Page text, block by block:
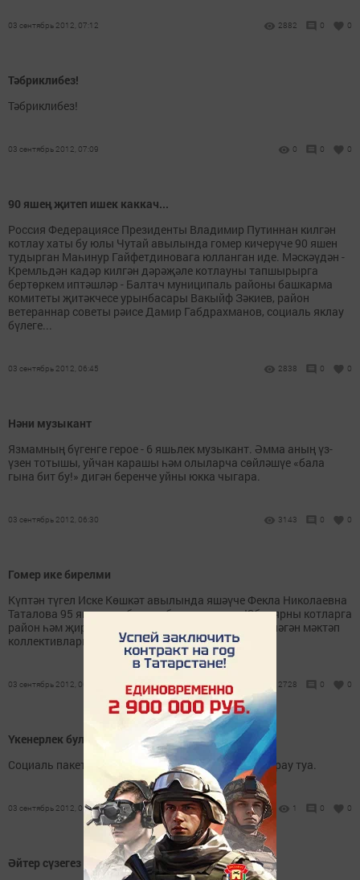
03 сентябрь 2012, 07:12 2882 0 0
Тәбриклибез!
Тәбриклибез!
03 сентябрь 2012, 07:09 0 0 0
90 яшең җитеп ишек каккач...
Россия Федерациясе Президенты Владимир Путиннан килгән
котлау хаты бу юлы Чутай авылында гомер кичерүче 90 яшен
тудырган Маһинур Гайфетдиновага юлланган иде. Мәскәүдән -
Кремльдән кадәр килгән дәрәҗәле котлауны тапшырырга
бертөркем иптәшләр - Балтач муниципаль районы башкарма
комитеты җитәкчесе урынбасары Вакыйф Зәкиев, район
ветераннар советы рәисе Дамир Габдрахманов, социаль яклау
бүлеге...
03 сентябрь 2012, 06:45 2838 0 0
Нәни музыкант
Язмамның бүгенге герое - 6 яшьлек музыкант. Әмма аның үз-
үзен тотышы, уйчан карашы һәм олыларча сөйләшүе «бала
гына бит бу!» дигән беренче уйны юкка чыгара.
03 сентябрь 2012, 06:30 3143 0 0
Гомер ике бирелми
Күптән түгел Иске Көшкәт авылында яшәүче Фекла Николаевна
Таталова 95 яшьлек юбилеен билгеләп үтте. Юбилярны котларга
район һәм җирле җитәкчеләр белән Фекла апа эшләгән мәктәп
коллективларыннан да вәкилләр килгән иде.
03 сентябрь 2012, 06:25 2728 0 0
Үкенерлек булмасын
Социаль пакет сүзен ишетү белән четерекле ике сорау туа.
03 сентябрь 2012, 06:15 1 0 0
Әйтер сүзегез булса... Шалтыратыгыз: 2-43-82